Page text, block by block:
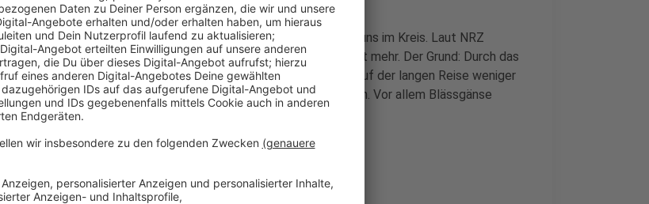
Der Klimawandel hat offenbar auch Folgen für die Wildgänse bei uns im Kreis. Laut NRZ
erreichen viele Jungtiere aus der Arktis ihr Ziel Bislicher Insel nicht mehr. Der Grund: Durch das
schmelzende Eis dort haben sie mehr Fressfeinde. Auch gibt es auf der langen Reise weniger
Rastmöglichkeiten. Die Gänse müssen deshalb länger durchfliegen. Vor allem Blässgänse
haben sich dramatisch reduziert.
Anzeige